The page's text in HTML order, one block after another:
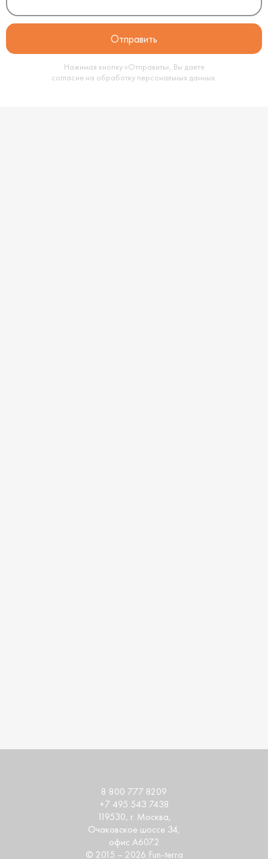
Нажимая кнопку «Отправить», Вы даете
согласие на обработку персональных данных.
© 2015 – 2026 Fun-terra
119530, г. Москва,
Очаковское шоссе 34,
офис А607.2
8 800 777 8209
+7 495 543 7438